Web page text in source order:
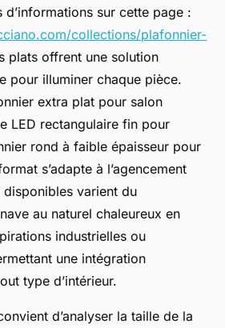
sur cette page :
collections/plafonnier-
plats offrent une solution
pour illuminer chaque pièce.
extra plat pour salon
LED rectangulaire fin pour
rond à faible épaisseur pour
s’adapte à l’agencement
disponibles varient du
au naturel chaleureux en
industrielles ou
une intégration
type d’intérieur.
d’analyser la taille de la